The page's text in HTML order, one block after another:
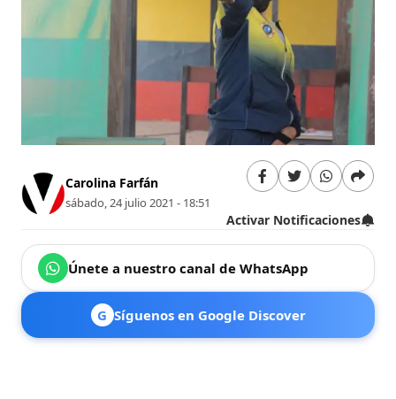
Carolina Farfán
sábado, 24 julio 2021 - 18:51
Activar Notificaciones
Únete a nuestro canal de WhatsApp
G Síguenos en Google Discover